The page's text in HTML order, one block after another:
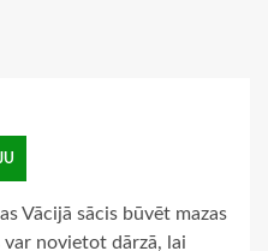
Vācijā sācis būvēt mazas
var novietot dārzā, lai